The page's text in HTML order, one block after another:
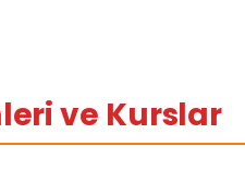
ve Kurslar